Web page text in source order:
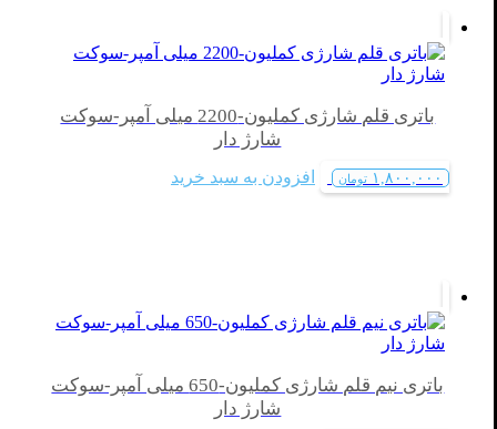
باتری قلم شارژی کملیون-2200 میلی آمپر-سوکت
شارژ دار
۱,۸۰۰,۰۰۰ تومان افزودن به سبد خرید
باتری نیم قلم شارژی کملیون-650 میلی آمپر-سوکت
شارژ دار